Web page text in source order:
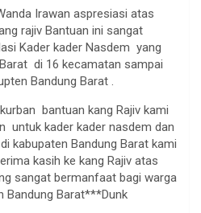
Irawan aspresiasi atas
rajiv Bantuan ini sangat
Kader kader Nasdem yang
di 16 kecamatan sampai
Bandung Barat .
bantuan kang Rajiv kami
untuk kader kader nasdem dan
kabupaten Bandung Barat kami
kasih ke kang Rajiv atas
sangat bermanfaat bagi warga
Bandung Barat***Dunk